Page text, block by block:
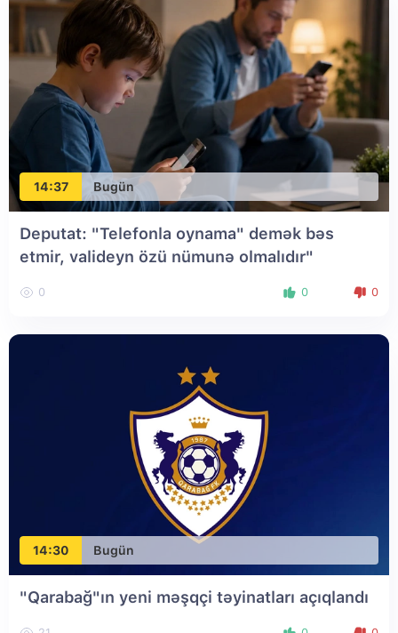
14:37 Bugün
Deputat: "Telefonla oynama" demək bəs
etmir, valideyn özü nümunə olmalıdır"
0 0 0
14:30 Bugün
"Qarabağ"ın yeni məşqçi təyinatları açıqlandı